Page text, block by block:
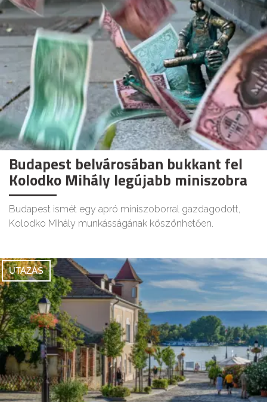
Budapest belvárosában bukkant fel
Kolodko Mihály legújabb miniszobra
Budapest ismét egy apró miniszoborral gazdagodott,
Kolodko Mihály munkásságának köszönhetően.
UTAZÁS